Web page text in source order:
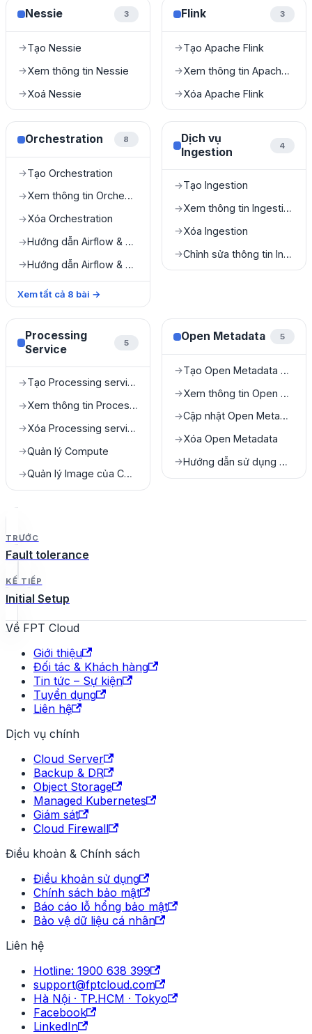
Nessie 3
→Tạo Nessie
→Xem thông tin Nessie
→Xoá Nessie
Flink 3
→Tạo Apache Flink
→ Xem thông tin Apache Flink
→Xóa Apache Flink
Orchestration 8
→Tạo Orchestration
→ Xem thông tin Orchestration
→Xóa Orchestration
→ Hướng dẫn Airflow & dbt
→ Hướng dẫn Airflow & My Workspace
Xem tất cả 8 bài →
Dịch vụ
Ingestion
4
→Tạo Ingestion
→ Xem thông tin Ingestion
→Xóa Ingestion
→ Chỉnh sửa thông tin Ingestion
Processing
Service
5
→ Tạo Processing service
→ Xem thông tin Processing service
→ Xóa Processing service
→Quản lý Compute
→ Quản lý Image của Compute
Open Metadata 5
→ Tạo Open Metadata service
→ Xem thông tin Open Metadata service
→ Cập nhật Open Metadata
→Xóa Open Metadata
→ Hướng dẫn sử dụng Open Metatdata
TRƯỚC
Fault tolerance
KẾ TIẾP
Initial Setup
Về FPT Cloud
Giới thiệu
Đối tác & Khách hàng
Tin tức – Sự kiện
Tuyển dụng
Liên hệ
Dịch vụ chính
Cloud Server
Backup & DR
Object Storage
Managed Kubernetes
Giám sát
Cloud Firewall
Điều khoản & Chính sách
Điều khoản sử dụng
Chính sách bảo mật
Báo cáo lỗ hổng bảo mật
Bảo vệ dữ liệu cá nhân
Liên hệ
Hotline: 1900 638 399
support@fptcloud.com
Hà Nội · TP.HCM · Tokyo
Facebook
LinkedIn